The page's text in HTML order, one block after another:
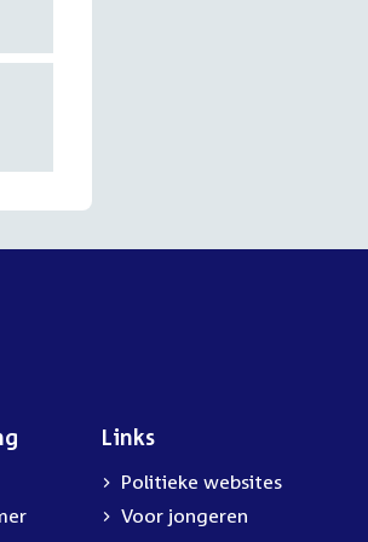
Links
Politieke websites
Voor jongeren